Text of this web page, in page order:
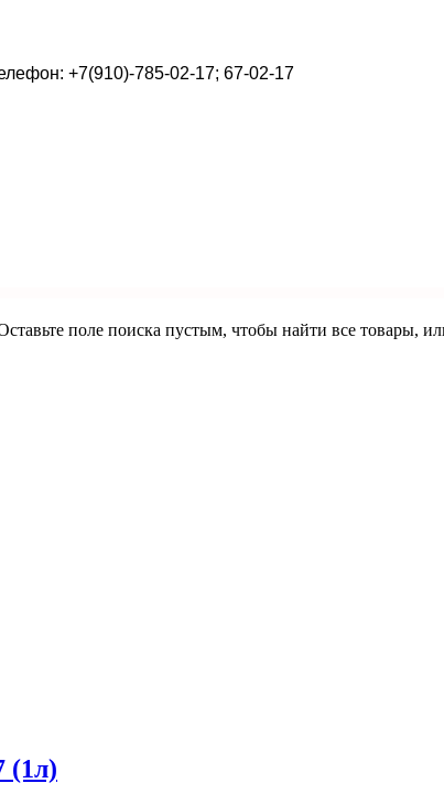
+7(910)-785-02-17; 67-02-17
поле поиска пустым, чтобы найти все товары,
(1л)